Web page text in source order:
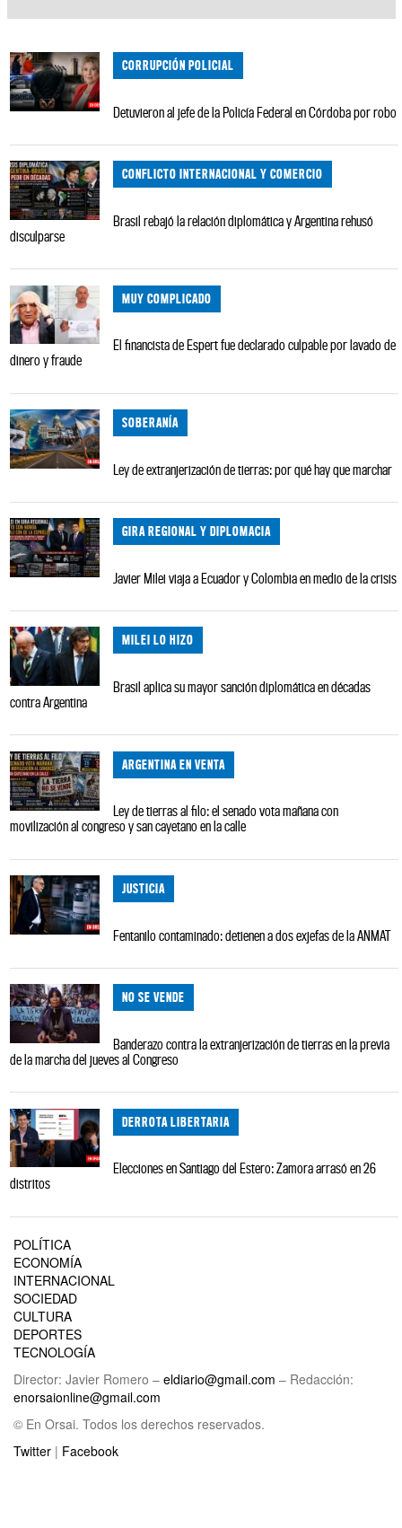
CORRUPCIÓN POLICIAL
Detuvieron al jefe de la Policía Federal en Córdoba por robo
CONFLICTO INTERNACIONAL Y COMERCIO
Brasil rebajó la relación diplomática y Argentina rehusó
disculparse
MUY COMPLICADO
El financista de Espert fue declarado culpable por lavado de
dinero y fraude
SOBERANÍA
Ley de extranjerización de tierras: por qué hay que marchar
GIRA REGIONAL Y DIPLOMACIA
Javier Milei viaja a Ecuador y Colombia en medio de la crisis
MILEI LO HIZO
Brasil aplica su mayor sanción diplomática en décadas
contra Argentina
ARGENTINA EN VENTA
Ley de tierras al filo: el senado vota mañana con
movilización al congreso y san cayetano en la calle
JUSTICIA
Fentanilo contaminado: detienen a dos exjefas de la ANMAT
NO SE VENDE
Banderazo contra la extranjerización de tierras en la previa
de la marcha del jueves al Congreso
DERROTA LIBERTARIA
Elecciones en Santiago del Estero: Zamora arrasó en 26
distritos
POLÍTICA
ECONOMÍA
INTERNACIONAL
SOCIEDAD
CULTURA
DEPORTES
TECNOLOGÍA
Director: Javier Romero – eldiario@gmail.com – Redacción:
enorsaionline@gmail.com
© En Orsai. Todos los derechos reservados.
Twitter | Facebook